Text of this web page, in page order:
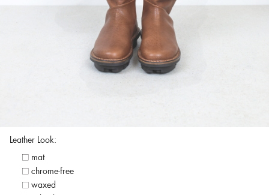
Leather Look:
mat
chrome-free
waxed